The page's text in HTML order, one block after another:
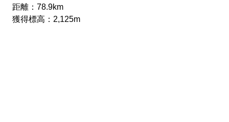
距離：78.9km
獲得標高：2,125m